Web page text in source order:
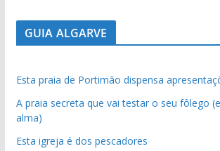
GUIA ALGARVE
Esta praia de Portimão dispensa
A praia secreta que vai testar o seu fôlego
alma)
Esta igreja é dos pescadores